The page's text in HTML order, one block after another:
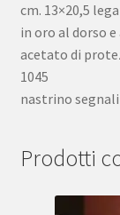
cm. 13×20,5
in oro al dorso
acetato di
1045
nastrino
Prodotti